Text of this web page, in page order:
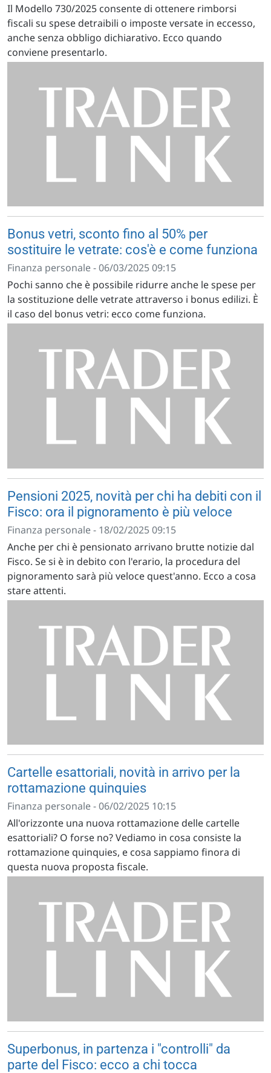
Il Modello 730/2025 consente di ottenere rimborsi
fiscali su spese detraibili o imposte versate in eccesso,
anche senza obbligo dichiarativo. Ecco quando
conviene presentarlo.
Bonus vetri, sconto fino al 50% per
sostituire le vetrate: cos'è e come funziona
Finanza personale - 06/03/2025 09:15
Pochi sanno che è possibile ridurre anche le spese per
la sostituzione delle vetrate attraverso i bonus edilizi. È
il caso del bonus vetri: ecco come funziona.
Pensioni 2025, novità per chi ha debiti con il
Fisco: ora il pignoramento è più veloce
Finanza personale - 18/02/2025 09:15
Anche per chi è pensionato arrivano brutte notizie dal
Fisco. Se si è in debito con l'erario, la procedura del
pignoramento sarà più veloce quest'anno. Ecco a cosa
stare attenti.
Cartelle esattoriali, novità in arrivo per la
rottamazione quinquies
Finanza personale - 06/02/2025 10:15
All'orizzonte una nuova rottamazione delle cartelle
esattoriali? O forse no? Vediamo in cosa consiste la
rottamazione quinquies, e cosa sappiamo finora di
questa nuova proposta fiscale.
Superbonus, in partenza i "controlli" da
parte del Fisco: ecco a chi tocca